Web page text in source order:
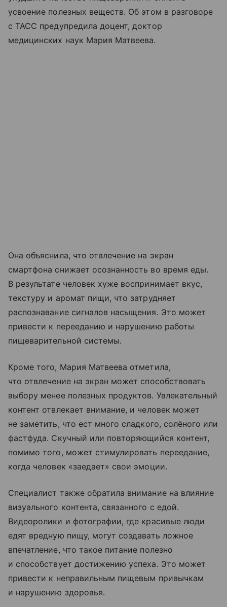
усвоение полезных веществ. Об этом в разговоре
с ТАСС предупредила доцент, доктор
медицинских наук Мария Матвеева.
Она объяснила, что отвлечение на экран
смартфона снижает осознанность во время еды.
В результате человек хуже воспринимает вкус,
текстуру и аромат пищи, что затрудняет
распознавание сигналов насыщения. Это может
привести к перееданию и нарушению работы
пищеварительной системы.
Кроме того, Мария Матвеева отметила,
что отвлечение на экран может способствовать
выбору менее полезных продуктов. Увлекательный
контент отвлекает внимание, и человек может
не заметить, что ест много сладкого, солёного или
фастфуда. Скучный или повторяющийся контент,
помимо того, может стимулировать переедание,
когда человек «заедает» свои эмоции.
Специалист также обратила внимание на влияние
визуального контента, связанного с едой.
Видеоролики и фотографии, где красивые люди
едят вредную пищу, могут создавать ложное
впечатление, что такое питание полезно
и способствует достижению успеха. Это может
привести к неправильным пищевым привычкам
и нарушению здоровья.